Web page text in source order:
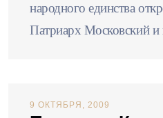
народного единства
Патриарх Московский и
9 ОКТЯБРЯ, 2009